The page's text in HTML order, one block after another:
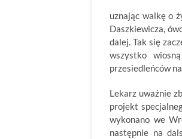
uznając walkę o
Daszkiewicza,
dalej. Tak się
wszystko
przesiedleńców
Lekarz uważnie
projekt
wykonano we
następnie na